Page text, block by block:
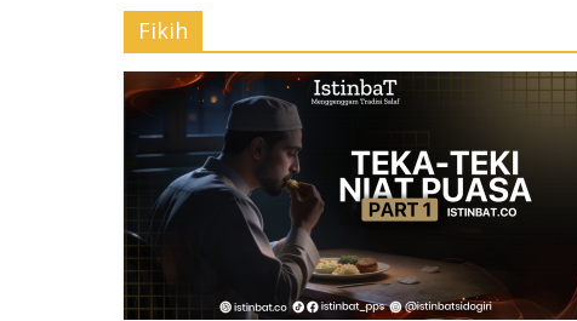
Fikih